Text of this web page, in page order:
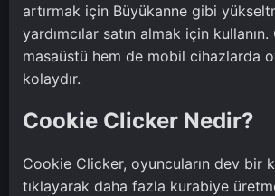
artırmak için Büyükanne gibi
yardımcılar satın almak için kullanın.
masaüstü hem de mobil cihazlarda
kolaydır.
Cookie Clicker Nedir?
Cookie Clicker, oyuncuların dev bir
tıklayarak daha fazla kurabiye